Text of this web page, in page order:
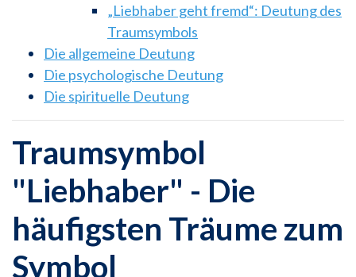
„Liebhaber geht fremd“: Deutung des
Traumsymbols
Die allgemeine Deutung
Die psychologische Deutung
Die spirituelle Deutung
Traumsymbol
"Liebhaber" - Die
häufigsten Träume zum
Symbol